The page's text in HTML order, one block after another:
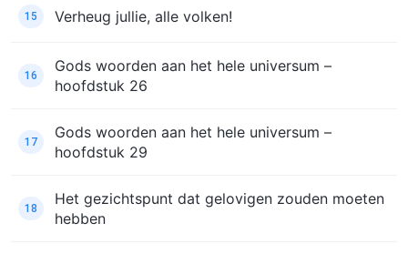
15 Verheug jullie, alle volken!
16
Gods woorden aan het hele universum –
hoofdstuk 26
17
Gods woorden aan het hele universum –
hoofdstuk 29
18
Het gezichtspunt dat gelovigen zouden moeten
hebben